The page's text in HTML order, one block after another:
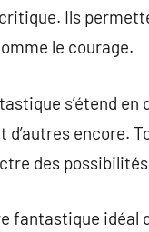
Ils
le courage.
s’étend
d’autres encore.
des
fantastique idéal